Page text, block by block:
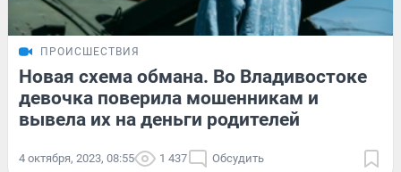
ПРОИСШЕСТВИЯ
Новая схема обмана. Во Владивостоке
девочка поверила мошенникам и
вывела их на деньги родителей
4 октября, 2023, 08:55 1 437 Обсудить